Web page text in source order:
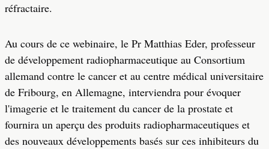
réfractaire.
Au cours de ce webinaire, le Pr Matthias Eder, professeur
de développement radiopharmaceutique au Consortium
allemand contre le cancer et au centre médical universitaire
de Fribourg, en Allemagne, interviendra pour évoquer
l'imagerie et le traitement du cancer de la prostate et
fournira un aperçu des produits radiopharmaceutiques et
des nouveaux développements basés sur ces inhibiteurs du